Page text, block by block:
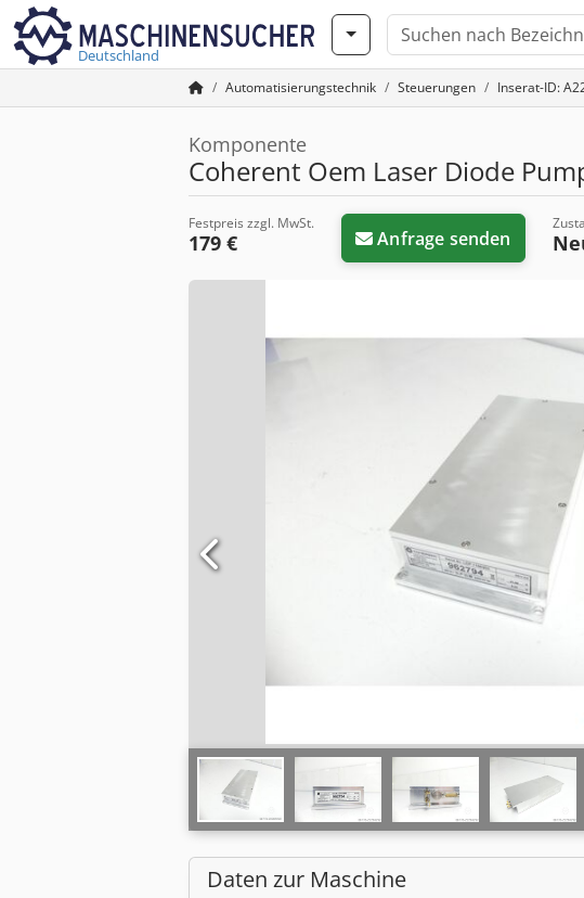
Deutschland
Automatisierungstechnik Steuerungen Inserat-ID:
Komponente
Coherent Oem Laser Diode
Festpreis zzgl. MwSt.
179 € Anfrage senden
Daten zur Maschine